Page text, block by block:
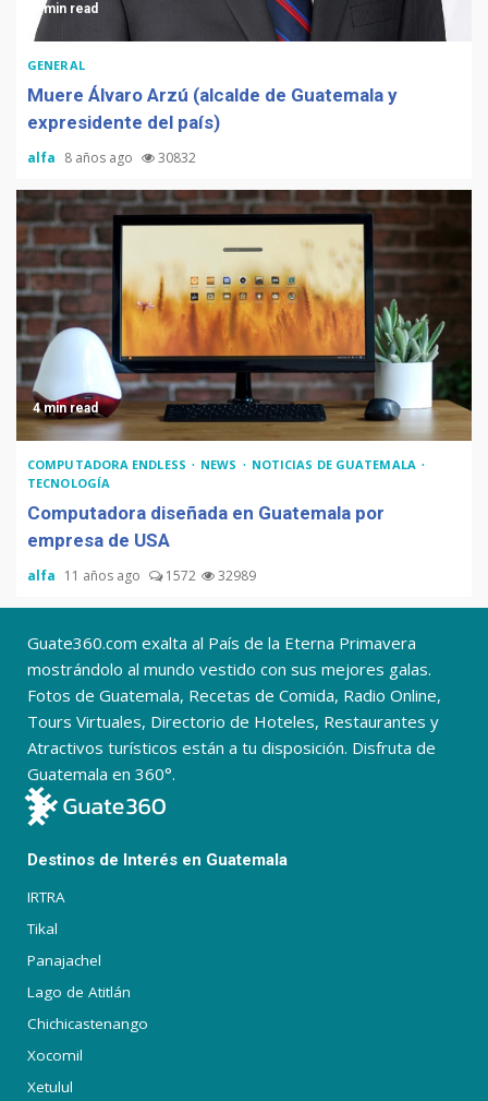
3 min read
GENERAL
Muere Álvaro Arzú (alcalde de Guatemala y
expresidente del país)
alfa 8 años ago 30832
4 min read
COMPUTADORA ENDLESS NEWS
NOTICIAS DE GUATEMALA
TECNOLOGÍA
Computadora diseñada en Guatemala por
empresa de USA
alfa 11 años ago 1572 32989
Guate360.com exalta al País de la Eterna Primavera
mostrándolo al mundo vestido con sus mejores galas.
Fotos de Guatemala, Recetas de Comida, Radio Online,
Tours Virtuales, Directorio de Hoteles, Restaurantes y
Atractivos turísticos están a tu disposición. Disfruta de
Guatemala en 360°.
Destinos de Interés en Guatemala
IRTRA
Tikal
Panajachel
Lago de Atitlán
Chichicastenango
Xocomil
Xetulul